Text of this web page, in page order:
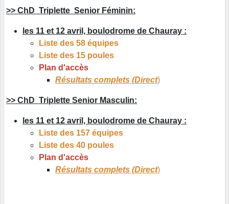
>> ChD Triplette Senior Féminin:
les 11 et 12 avril, boulodrome de Chauray :
Liste des 58 équipes
Liste des 15 poules
Plan d'accès
Résultats complets (Direct)
>> ChD Triplette Senior Masculin:
les 11 et 12 avril, boulodrome de Chauray :
Liste des 157 équipes
Liste des 40 poules
Plan d'accès
Résultats complets (Direct)